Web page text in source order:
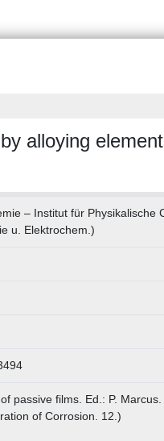
alloying
– Institut für Physikalische
u. Elektrochem.)
passive films. Ed.: P.
of Corrosion. 12.)